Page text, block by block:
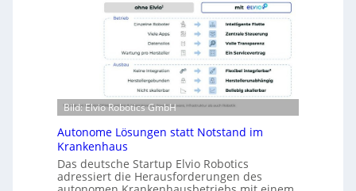
l
-
Z
e
r
t
f
i
R
o
o
t
i
c
r
w
Bild: Elvio Robotics GmbH
Autonome Lösungen statt Notstand im
Krankenhaus
Das deutsche Startup Elvio Robotics
adressiert die Herausforderungen des